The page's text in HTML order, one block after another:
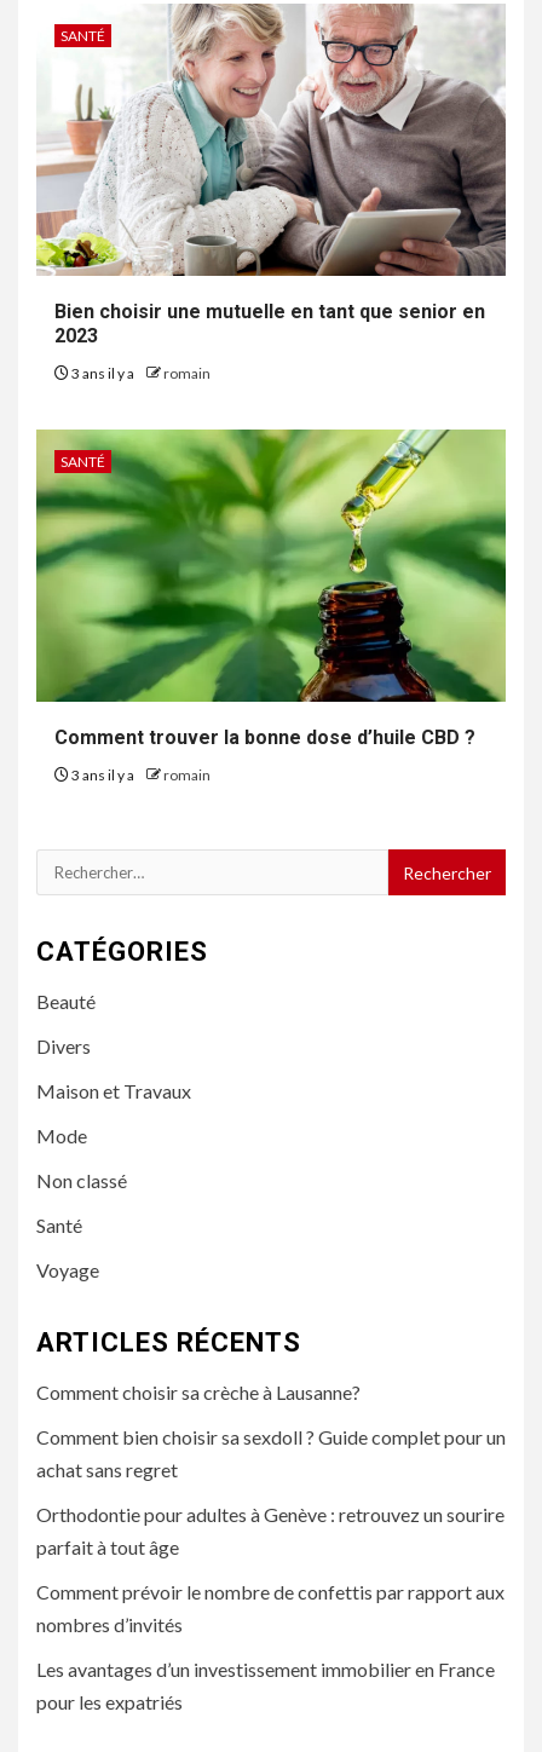
SANTÉ
Bien choisir une mutuelle en tant que senior en
2023
3 ans il y a romain
SANTÉ
Comment trouver la bonne dose d’huile CBD ?
3 ans il y a romain
Rechercher :
CATÉGORIES
Beauté
Divers
Maison et Travaux
Mode
Non classé
Santé
Voyage
ARTICLES RÉCENTS
Comment choisir sa crèche à Lausanne?
Comment bien choisir sa sexdoll ? Guide complet pour un
achat sans regret
Orthodontie pour adultes à Genève : retrouvez un sourire
parfait à tout âge
Comment prévoir le nombre de confettis par rapport aux
nombres d’invités
Les avantages d’un investissement immobilier en France
pour les expatriés